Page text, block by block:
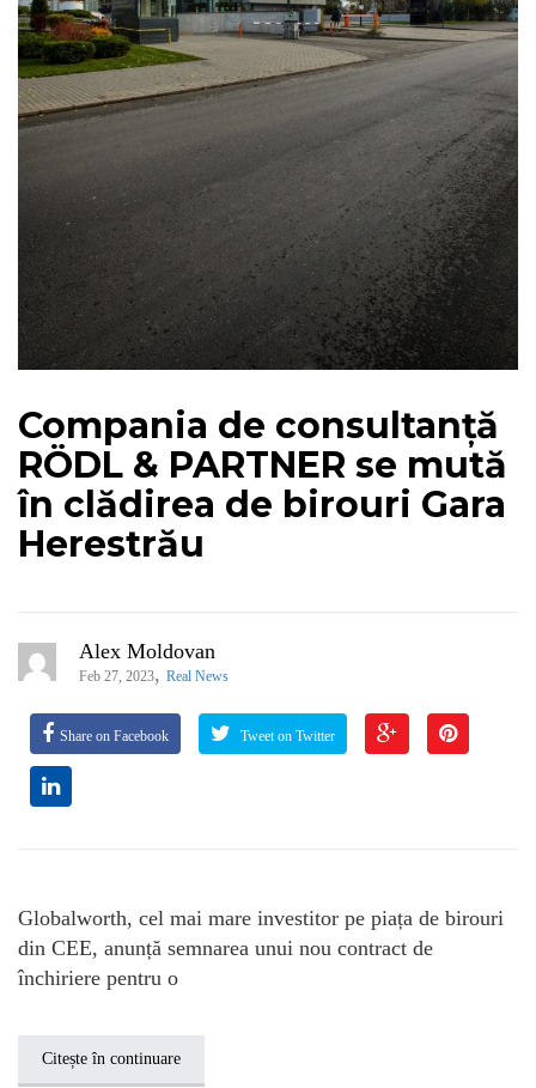
Compania de consultanță
RÖDL & PARTNER se mută
în clădirea de birouri Gara
Herestrău
Alex Moldovan
Feb 27, 2023, Real News
Share on Facebook Tweet on Twitter
Globalworth, cel mai mare investitor pe piața de birouri
din CEE, anunță semnarea unui nou contract de
închiriere pentru o
Citește în continuare